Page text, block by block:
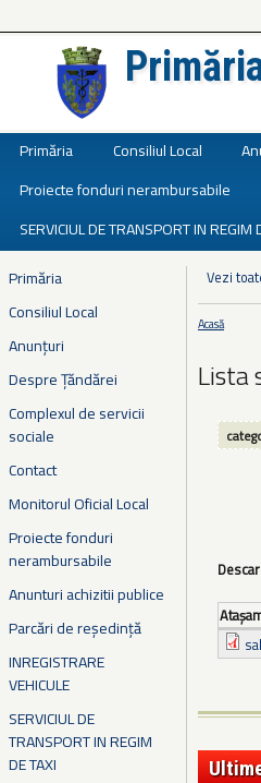
Primăria Consiliul Local
Proiecte fonduri nerambursabile
SERVICIUL DE TRANSPORT IN REGIM
Primăria
Consiliul Local
Anunțuri
Despre Țăndărei
Complexul de servicii
sociale
Contact
Monitorul Oficial Local
Proiecte fonduri
nerambursabile
Anunturi achizitii publice
Parcări de reședință
INREGISTRARE
VEHICULE
SERVICIUL DE
TRANSPORT IN REGIM
DE TAXI
Vezi
Eşti aici
Acasă
Lista